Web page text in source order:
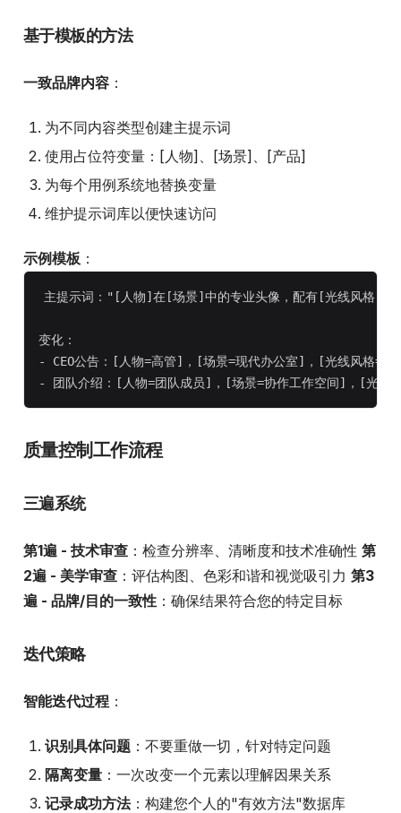
基于模板的方法
一致品牌内容：
为不同内容类型创建主提示词
使用占位符变量：[人物]、[场景]、[产品]
为每个用例系统地替换变量
维护提示词库以便快速访问
示例模板：
主提示词："[人物]在[场景]中的专业头像，配有[光线风格]，
变化：
- CEO公告：[人物=高管]，[场景=现代办公室]，[光线风格=
质量控制工作流程
三遍系统
第1遍 - 技术审查：检查分辨率、清晰度和技术准确性 第
2遍 - 美学审查：评估构图、色彩和谐和视觉吸引力 第3
遍 - 品牌/目的一致性：确保结果符合您的特定目标
迭代策略
智能迭代过程：
识别具体问题：不要重做一切，针对特定问题
隔离变量：一次改变一个元素以理解因果关系
记录成功方法：构建您个人的"有效方法"数据库